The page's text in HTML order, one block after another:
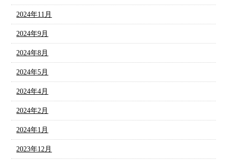
2024年11月
2024年9月
2024年8月
2024年5月
2024年4月
2024年2月
2024年1月
2023年12月